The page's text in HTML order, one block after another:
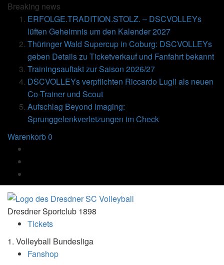
Breaking news
ERFOLGE.TRADITION.STOLZ. – DSCVOLLEYs
lüften Geheimnis um den Kalender 2027
Thüringer Wald Supercup in Coburg: DSCVOLLEYs
geben Details zu Ticketverkauf und Fanfahrt bekannt
Trainingsauftakt zur Saison 2026/27
DSCVOLLEYs verpflichten Riccardo Lugli als neuen
Co-Trainer und Scout
Aufschlag Beyond Imaging:
Sprunggelenkverletzungen im Check
Warenkorb0
Dresdner Sportclub 1898
Tickets
1. Volleyball Bundesliga
Fanshop